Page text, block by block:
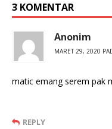
3 KOMENTAR
Anonim
MARET 29, 2020
matic emang serem pak
REPLY